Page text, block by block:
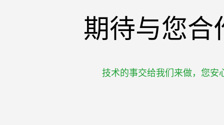
期待与您合
技术的事交给我们来做，您安